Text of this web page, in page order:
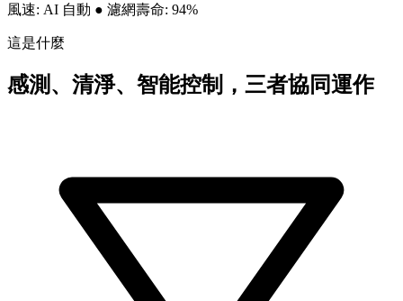
風速: AI 自動 ● 濾網壽命: 94%
這是什麼
感測、清淨、智能控制，三者協同運作